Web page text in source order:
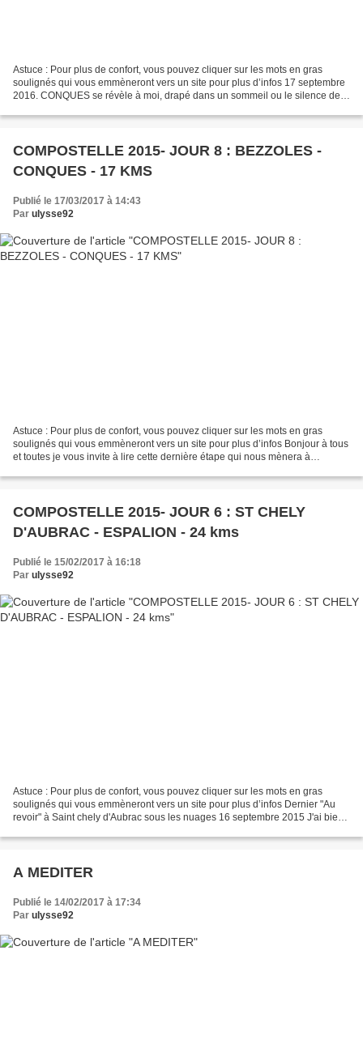
Astuce : Pour plus de confort, vous pouvez cliquer sur les mots en gras
soulignés qui vous emmèneront vers un site pour plus d’infos 17 septembre
2016. CONQUES se révèle à moi, drapé dans un sommeil ou le silence des
COMPOSTELLE 2015- JOUR 8 : BEZZOLES -
CONQUES - 17 KMS
Publié le 17/03/2017 à 14:43
Par ulysse92
Astuce : Pour plus de confort, vous pouvez cliquer sur les mots en gras
soulignés qui vous emmèneront vers un site pour plus d’infos Bonjour à tous
et toutes je vous invite à lire cette dernière étape qui nous mènera à
COMPOSTELLE 2015- JOUR 6 : ST CHELY
D'AUBRAC - ESPALION - 24 kms
Publié le 15/02/2017 à 16:18
Par ulysse92
Astuce : Pour plus de confort, vous pouvez cliquer sur les mots en gras
soulignés qui vous emmèneront vers un site pour plus d’infos Dernier "Au
revoir" à Saint chely d'Aubrac sous les nuages 16 septembre 2015 J'ai bien
A MEDITER
Publié le 14/02/2017 à 17:34
Par ulysse92